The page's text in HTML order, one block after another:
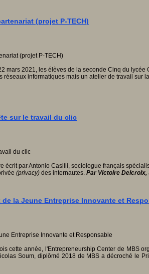
(projet P-TECH)
mars 2021, les élèves de la seconde Cinq du
informatiques mais un atelier de travail sur
sur le travail du clic
écrit par Antonio Casilli, sociologue français
(privacy) des internautes. Par Victoire Delcroix,
la Jeune Entreprise Innovante et
cette année, l'Entrepreneurship Center de
Soum, diplômé 2018 de MBS a décroché le